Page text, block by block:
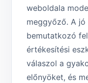
weboldala
meggyőző. A
bemutatkozó
értékesítési
válaszol a
előnyöket, és